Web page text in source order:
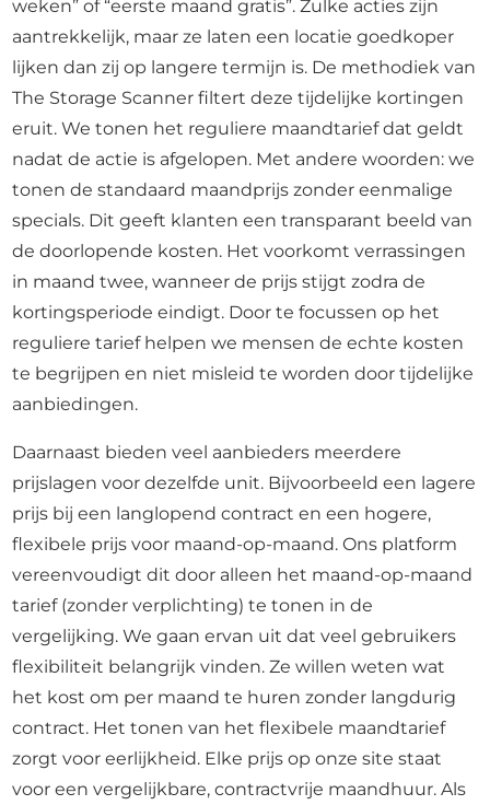
weken” of “eerste maand gratis”. Zulke acties zijn
aantrekkelijk, maar ze laten een locatie goedkoper
lijken dan zij op langere termijn is. De methodiek van
The Storage Scanner filtert deze tijdelijke kortingen
eruit. We tonen het reguliere maandtarief dat geldt
nadat de actie is afgelopen. Met andere woorden: we
tonen de standaard maandprijs zonder eenmalige
specials. Dit geeft klanten een transparant beeld van
de doorlopende kosten. Het voorkomt verrassingen
in maand twee, wanneer de prijs stijgt zodra de
kortingsperiode eindigt. Door te focussen op het
reguliere tarief helpen we mensen de echte kosten
te begrijpen en niet misleid te worden door tijdelijke
aanbiedingen.
Daarnaast bieden veel aanbieders meerdere
prijslagen voor dezelfde unit. Bijvoorbeeld een lagere
prijs bij een langlopend contract en een hogere,
flexibele prijs voor maand-op-maand. Ons platform
vereenvoudigt dit door alleen het maand-op-maand
tarief (zonder verplichting) te tonen in de
vergelijking. We gaan ervan uit dat veel gebruikers
flexibiliteit belangrijk vinden. Ze willen weten wat
het kost om per maand te huren zonder langdurig
contract. Het tonen van het flexibele maandtarief
zorgt voor eerlijkheid. Elke prijs op onze site staat
voor een vergelijkbare, contractvrije maandhuur. Als